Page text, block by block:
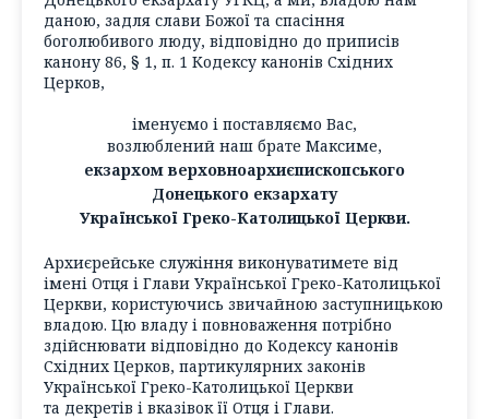
даною, задля слави Божої та спасіння
боголюбивого люду, відповідно до приписів
канону 86, § 1, п. 1 Кодексу канонів Східних
Церков,
іменуємо і поставляємо Вас,
возлюблений наш брате Максиме,
екзархом верховноархиєпископського
Донецького екзархату
Української Греко-Католицької Церкви.
Архиєрейське служіння виконуватимете від
імені Отця і Глави Української Греко-Католицької
Церкви, користуючись звичайною заступницькою
владою. Цю владу і повноваження потрібно
здійснювати відповідно до Кодексу канонів
Східних Церков, партикулярних законів
Української Греко-Католицької Церкви
та декретів і вказівок її Отця і Глави.